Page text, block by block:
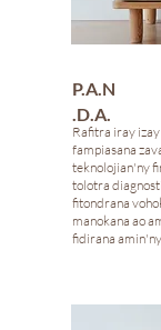
P.A.N
.D.A.
Rafitra iray
fampiasana
teknolojian'ny
tolotra
fitondrana
manokana ao
fidirana